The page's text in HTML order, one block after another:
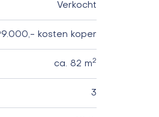
Verkocht
kosten koper
ca. 82 m2
3